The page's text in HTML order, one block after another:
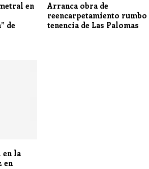
en
de
Arranca obra de
reencarpetamiento rumbo
tenencia de Las Palomas
la
en